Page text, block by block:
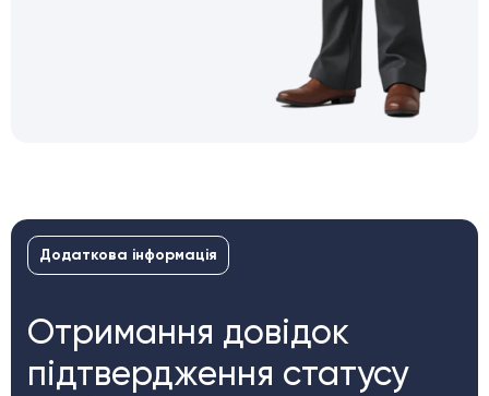
Додаткова інформація
Отримання довідок
підтвердження статусу